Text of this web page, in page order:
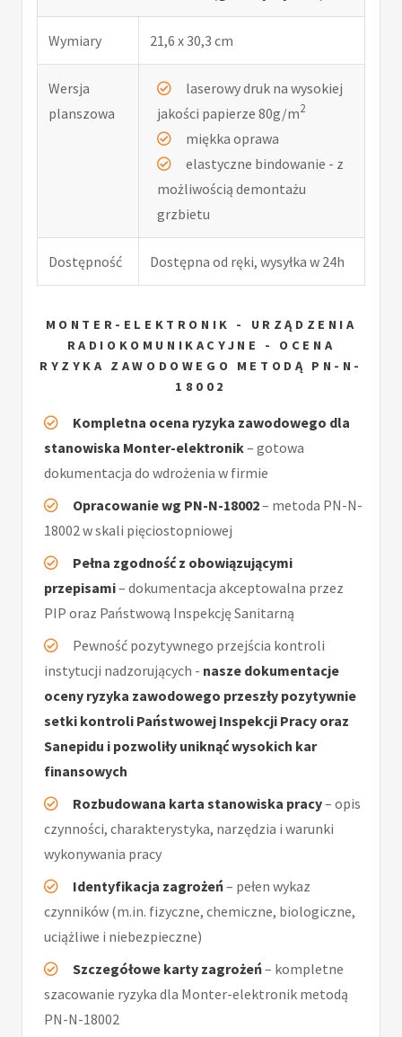
Wymiary 21,6 x 30,3 cm
Wersja
planszowa
laserowy druk na wysokiej
jakości papierze 80g/m2
miękka oprawa
elastyczne bindowanie - z
możliwością demontażu
grzbietu
Dostępność Dostępna od ręki, wysyłka w 24h
MONTER-ELEKTRONIK - URZĄDZENIA
RADIOKOMUNIKACYJNE - OCENA
RYZYKA ZAWODOWEGO METODĄ PN-N-
18002
Kompletna ocena ryzyka zawodowego dla
stanowiska Monter-elektronik– gotowa
dokumentacja do wdrożenia w firmie
Opracowanie wg PN-N-18002– metoda PN-N-
18002 w skali pięciostopniowej
Pełna zgodność z obowiązującymi
przepisami– dokumentacja akceptowalna przez
PIP oraz Państwową Inspekcję Sanitarną
Pewność pozytywnego przejścia kontroli
instytucji nadzorujących - nasze dokumentacje
oceny ryzyka zawodowego przeszły pozytywnie
setki kontroli Państwowej Inspekcji Pracy oraz
Sanepidu i pozwoliły uniknąć wysokich kar
finansowych
Rozbudowana karta stanowiska pracy– opis
czynności, charakterystyka, narzędzia i warunki
wykonywania pracy
Identyfikacja zagrożeń– pełen wykaz
czynników (m.in. fizyczne, chemiczne, biologiczne,
uciążliwe i niebezpieczne)
Szczegółowe karty zagrożeń– kompletne
szacowanie ryzyka dla Monter-elektronik metodą
PN-N-18002